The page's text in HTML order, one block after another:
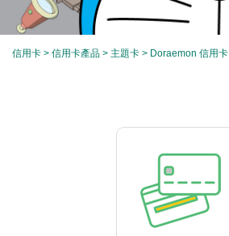
信用卡 > 信用卡產品 > 主題卡 > Doraemon 信用卡